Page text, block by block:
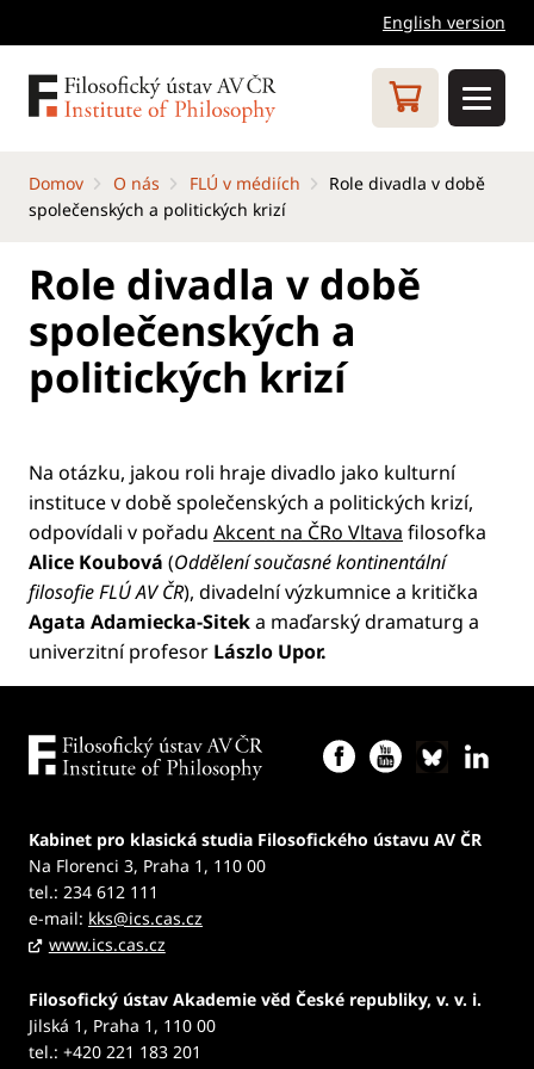
English version
Domov O nás FLÚ v médiích
Role divadla v době
společenských a politických krizí
Role divadla v době
společenských a
politických krizí
Na otázku, jakou roli hraje divadlo jako kulturní
instituce v době společenských a politických krizí,
odpovídali v pořadu Akcent na ČRo Vltava filosofka
Alice Koubová (Oddělení současné kontinentální
filosofie FLÚ AV ČR), divadelní výzkumnice a kritička
Agata Adamiecka-Siteka maďarský dramaturg a
univerzitní profesor Lászlo Upor.
Kabinet pro klasická studia Filosofického ústavu AV ČR
Na Florenci 3, Praha 1, 110 00
tel.: 234 612 111
e-mail: kks@ics.cas.cz
www.ics.cas.cz
Filosofický ústav Akademie věd České republiky, v. v. i.
Jilská 1, Praha 1, 110 00
tel.: +420 221 183 201